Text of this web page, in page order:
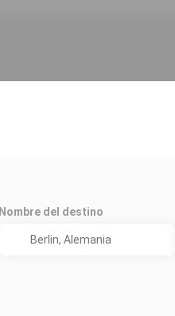
Nombre del destino